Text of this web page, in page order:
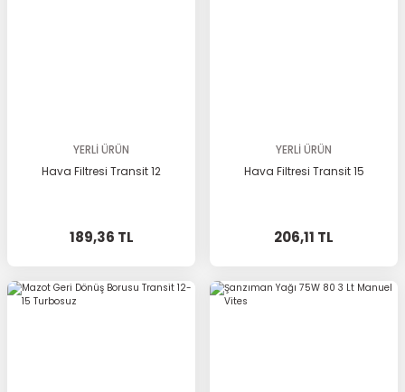
YERLİ ÜRÜN
Hava Filtresi Transit 12
189,36 TL
YERLİ ÜRÜN
Hava Filtresi Transit 15
206,11 TL